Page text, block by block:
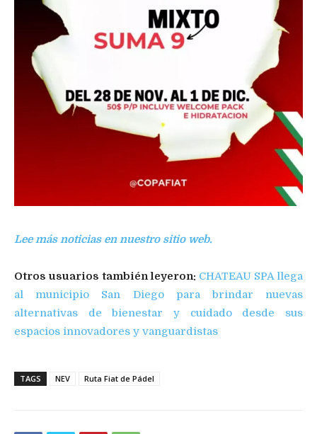
Lee más noticias en nuestro sitio web.
Otros usuarios también leyeron: CHATEAU SPA llega
al municipio San Diego para brindar nuevas
alternativas de bienestar y cuidado desde sus
espacios innovadores y vanguardistas
TAGS NEV Ruta Fiat de Pádel